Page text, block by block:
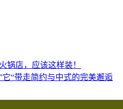
锅店，应该这样装！
它“带走简约与中式的完美邂逅